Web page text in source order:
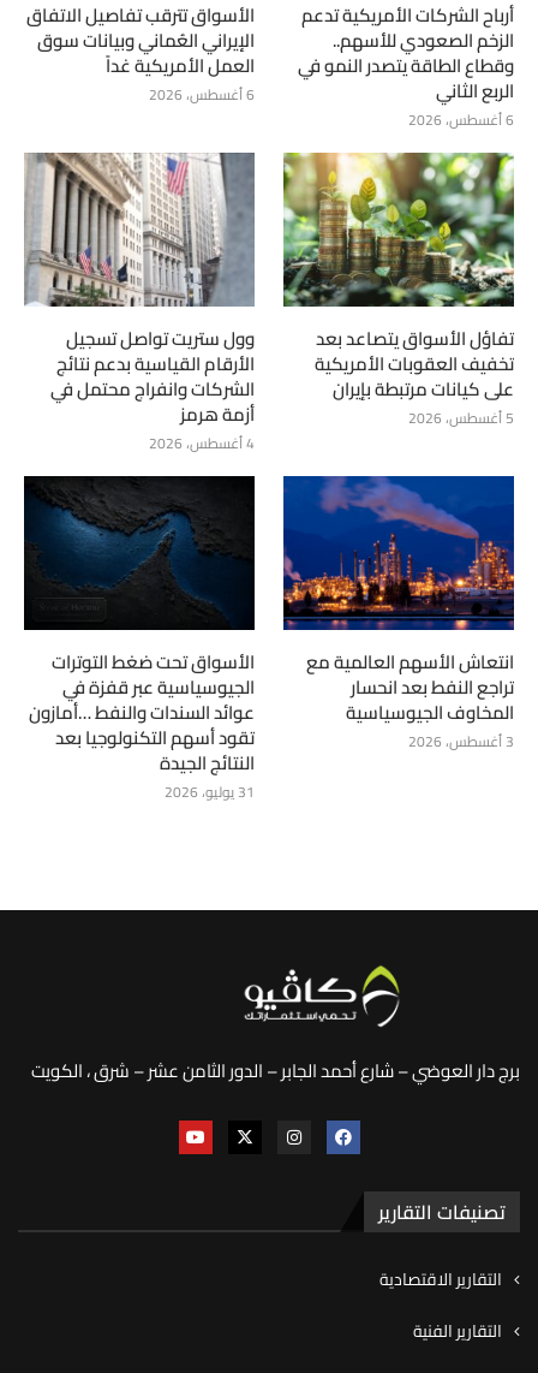
أرباح الشركات الأمريكية تدعم
الزخم الصعودي للأسهم..
وقطاع الطاقة يتصدر النمو في
الربع الثاني
6 أغسطس، 2026
الأسواق تترقب تفاصيل الاتفاق
الإيراني العُماني وبيانات سوق
العمل الأمريكية غداً
6 أغسطس، 2026
تفاؤل الأسواق يتصاعد بعد
تخفيف العقوبات الأمريكية
على كيانات مرتبطة بإيران
5 أغسطس، 2026
وول ستريت تواصل تسجيل
الأرقام القياسية بدعم نتائج
الشركات وانفراج محتمل في
أزمة هرمز
4 أغسطس، 2026
انتعاش الأسهم العالمية مع
تراجع النفط بعد انحسار
المخاوف الجيوسياسية
3 أغسطس، 2026
الأسواق تحت ضغط التوترات
الجيوسياسية عبر قفزة في
عوائد السندات والنفط …أمازون
تقود أسهم التكنولوجيا بعد
النتائج الجيدة
31 يوليو، 2026
برج دار العوضي – شارع أحمد الجابر – الدور الثامن عشر – شرق ، الكويت
تصنيفات التقارير
التقارير الاقتصادية
التقارير الفنية